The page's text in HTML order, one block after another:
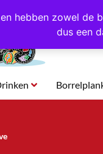
hebben zowel de
dus een
Eigen import